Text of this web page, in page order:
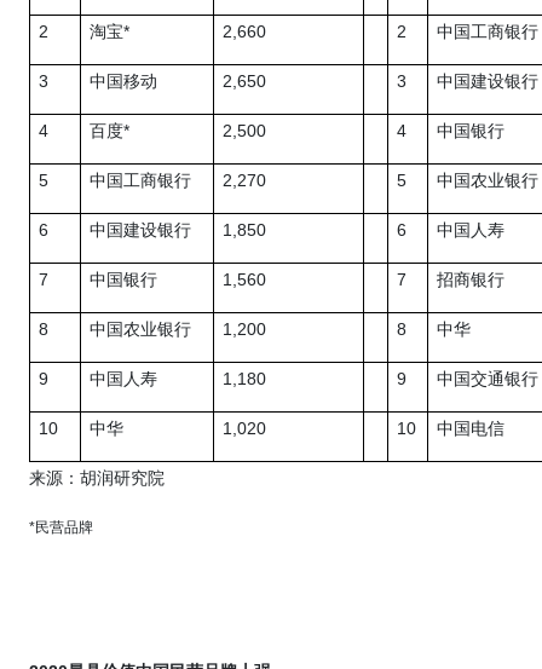
2 淘宝* 2,660 2 中国工商银行
3 中国移动 2,650 3 中国建设银行
4 百度* 2,500 4 中国银行
5 中国工商银行 2,270 5 中国农业银行
6 中国建设银行 1,850 6 中国人寿
7 中国银行 1,560 7 招商银行
8 中国农业银行 1,200 8 中华
9 中国人寿 1,180 9 中国交通银行
10 中华 1,020 10 中国电信
来源：胡润研究院
*民营品牌